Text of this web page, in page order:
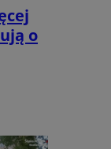
o